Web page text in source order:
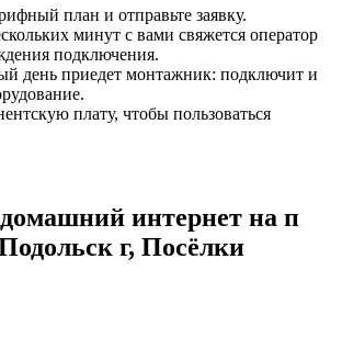
план и отправьте заявку.
минут с вами свяжется оператор
подключения.
день приедет монтажник: подключит и
плату, чтобы пользоваться
интернет на п
г, Посёлки